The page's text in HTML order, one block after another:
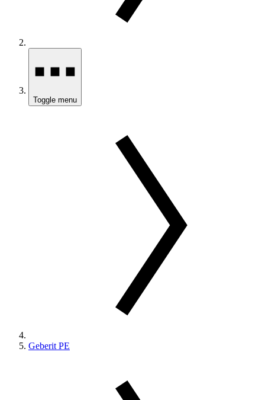
Toggle menu
Geberit PE